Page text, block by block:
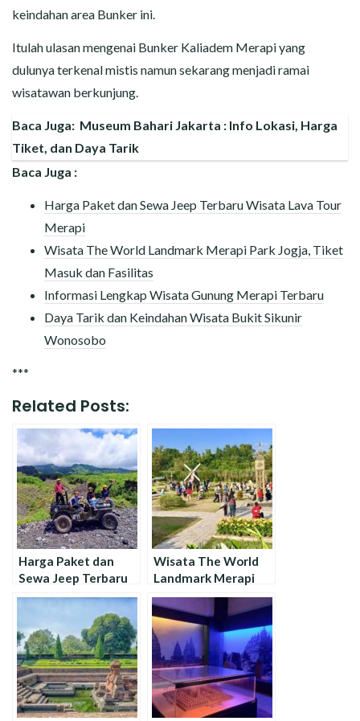
keindahan area Bunker ini.
Itulah ulasan mengenai Bunker Kaliadem Merapi yang
dulunya terkenal mistis namun sekarang menjadi ramai
wisatawan berkunjung.
Baca Juga: Museum Bahari Jakarta : Info Lokasi, Harga
Tiket, dan Daya Tarik
Baca Juga :
Harga Paket dan Sewa Jeep Terbaru Wisata Lava Tour
Merapi
Wisata The World Landmark Merapi Park Jogja, Tiket
Masuk dan Fasilitas
Informasi Lengkap Wisata Gunung Merapi Terbaru
Daya Tarik dan Keindahan Wisata Bukit Sikunir
Wonosobo
***
Related Posts:
Harga Paket dan
Sewa Jeep Terbaru
Wisata Lava Tour
Wisata The World
Landmark Merapi
Park Jogja, Tiket
Masuk dan Fasilitas